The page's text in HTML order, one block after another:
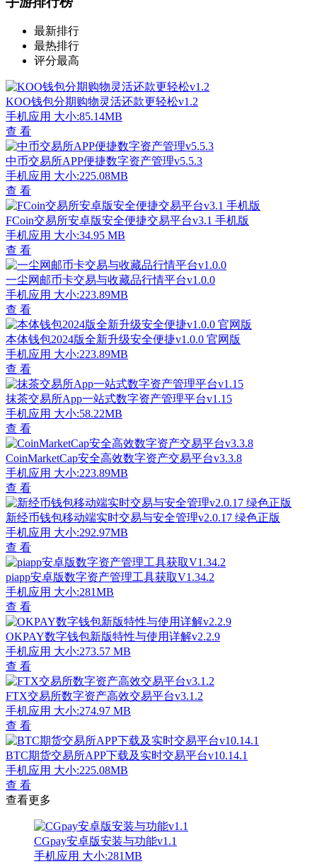
最新排行
最热排行
评分最高
KOO钱包分期购物灵活还款更轻松v1.2
手机应用 大小:85.14MB
查 看
中币交易所APP便捷数字资产管理v5.5.3
手机应用 大小:225.08MB
查 看
FCoin交易所安卓版安全便捷交易平台v3.1 手机版
手机应用 大小:34.95 MB
查 看
一尘网邮币卡交易与收藏品行情平台v1.0.0
手机应用 大小:223.89MB
查 看
本体钱包2024版全新升级安全便捷v1.0.0 官网版
手机应用 大小:223.89MB
查 看
抹茶交易所App一站式数字资产管理平台v1.15
手机应用 大小:58.22MB
查 看
CoinMarketCap安全高效数字资产交易平台v3.3.8
手机应用 大小:223.89MB
查 看
新经币钱包移动端实时交易与安全管理v2.0.17 绿色正版
手机应用 大小:292.97MB
查 看
piapp安卓版数字资产管理工具获取V1.34.2
手机应用 大小:281MB
查 看
OKPAY数字钱包新版特性与使用详解v2.2.9
手机应用 大小:273.57 MB
查 看
FTX交易所数字资产高效交易平台v3.1.2
手机应用 大小:274.97 MB
查 看
BTC期货交易所APP下载及实时交易平台v10.14.1
手机应用 大小:225.08MB
查 看
查看更多
CGpay安卓版安装与功能v1.1
手机应用 大小:281MB